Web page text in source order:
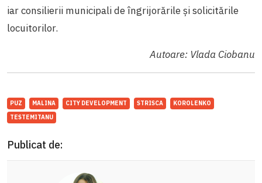
iar consilierii municipali de îngrijorările și solicitările
locuitorilor.
Autoare: Vlada Ciobanu
PUZ MALINA CITY DEVELOPMENT STRISCA
KOROLENKO
TESTEMITANU
Publicat de: